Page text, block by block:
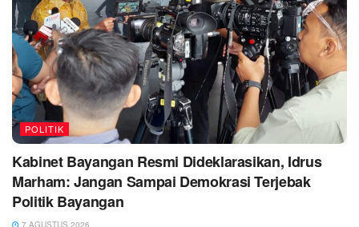
POLITIK
Kabinet Bayangan Resmi Dideklarasikan, Idrus
Marham: Jangan Sampai Demokrasi Terjebak
Politik Bayangan